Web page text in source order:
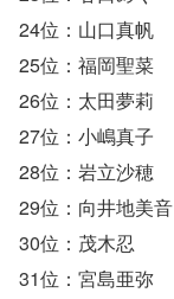
24位：山口真帆
25位：福岡聖菜
26位：太田夢莉
27位：小嶋真子
28位：岩立沙穂
29位：向井地美音
30位：茂木忍
31位：宮島亜弥